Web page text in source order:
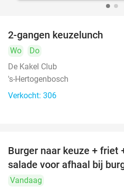
2-gangen keuzelunch
Wo
Do
De Kakel Club
's-Hertogenbosch
Verkocht: 306
Burger naar keuze + friet
salade voor afhaal bij
Vandaag